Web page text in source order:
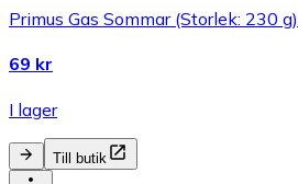
Primus Gas Sommar (Storlek: 230 g)
69 kr
I lager
Till butik